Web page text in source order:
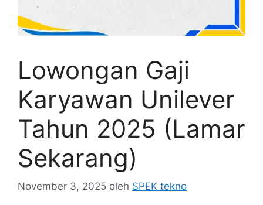
Lowongan Gaji
Karyawan Unilever
Tahun 2025 (Lamar
Sekarang)
November 3, 2025 oleh SPEK tekno